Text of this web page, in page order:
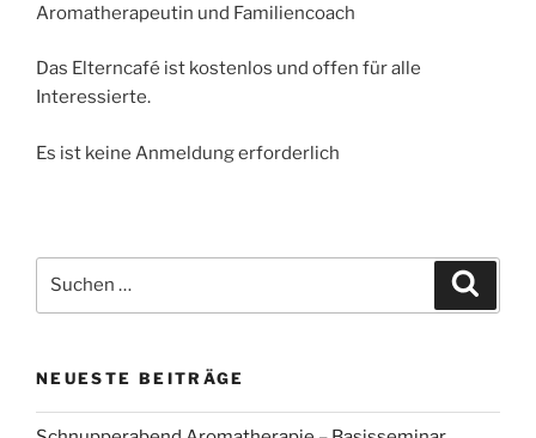
Aromatherapeutin und Familiencoach
Das Elterncafé ist kostenlos und offen für alle
Interessierte.
Es ist keine Anmeldung erforderlich
nach:
NEUESTE BEITRÄGE